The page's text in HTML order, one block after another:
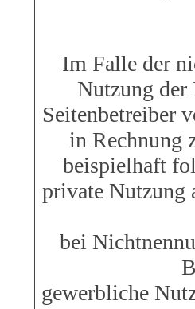
Im Falle der
Nutzung der
Seitenbetreiber
in Rechnung
beispielhaft
private Nutzung
bei
gewerbliche